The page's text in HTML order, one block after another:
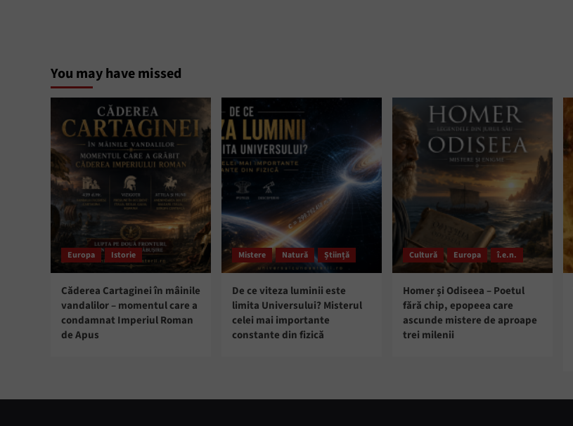
You may have missed
Europa Istorie
Căderea Cartaginei în mâinile
vandalilor – momentul care a
condamnat Imperiul Roman
de Apus
Mistere Natură Știință
De ce viteza luminii este
limita Universului? Misterul
celei mai importante
constante din fizică
Cultură Europa î.e.n.
Homer și Odiseea – Poetul
fără chip, epopeea care
ascunde mistere de aproape
trei milenii